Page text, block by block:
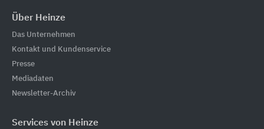
Über Heinze
Das Unternehmen
Kontakt und Kundenservice
Presse
Mediadaten
Newsletter-Archiv
Services von Heinze